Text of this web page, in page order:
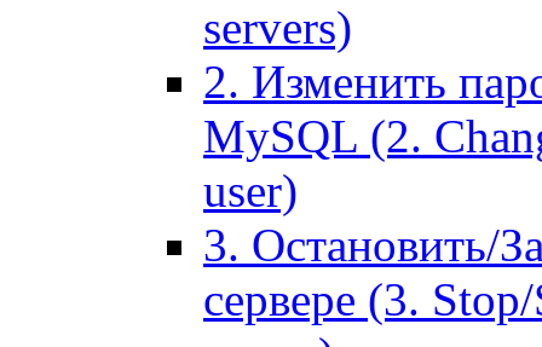
servers)
2. Изменить
MySQL (2.
user)
3. Остановить/
сервере (3.